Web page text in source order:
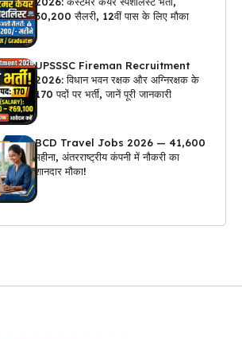
₹30,200 सैलरी, 12वीं पास के लिए मौका
UPSSSC Fireman Recruitment
2026: विधान भवन रक्षक और अग्निरक्षक के
170 पदों पर भर्ती, जानें पूरी जानकारी
BCD Travel Jobs 2026 — ₹41,600
महीना, अंतरराष्ट्रीय कंपनी में नौकरी का
शानदार मौका!